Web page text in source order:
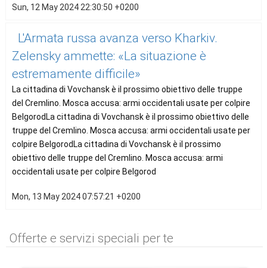
Sun, 12 May 2024 22:30:50 +0200
L'Armata russa avanza verso Kharkiv.
Zelensky ammette: «La situazione è
estremamente difficile»
La cittadina di Vovchansk è il prossimo obiettivo delle truppe
del Cremlino. Mosca accusa: armi occidentali usate per colpire
BelgorodLa cittadina di Vovchansk è il prossimo obiettivo delle
truppe del Cremlino. Mosca accusa: armi occidentali usate per
colpire BelgorodLa cittadina di Vovchansk è il prossimo
obiettivo delle truppe del Cremlino. Mosca accusa: armi
occidentali usate per colpire Belgorod
Mon, 13 May 2024 07:57:21 +0200
Offerte e servizi speciali per te